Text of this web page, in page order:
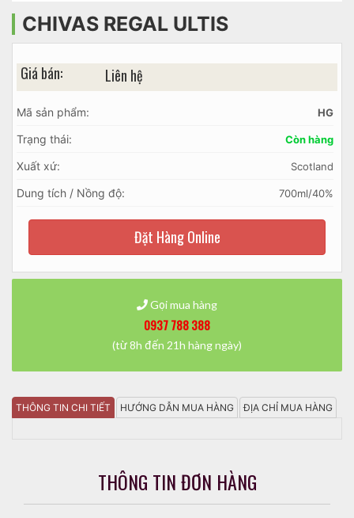
CHIVAS REGAL ULTIS
Giá bán: Liên hệ
Mã sản phẩm: HG
Trạng thái: Còn hàng
Xuất xứ: Scotland
Dung tích / Nồng độ: 700ml/40%
Đặt Hàng Online
Gọi mua hàng
0937 788 388
(từ 8h đến 21h hàng ngày)
THÔNG TIN CHI TIẾT HƯỚNG DẪN MUA HÀNG ĐỊA CHỈ MUA HÀNG
THÔNG TIN ĐƠN HÀNG